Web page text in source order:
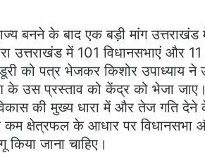
बनने के बाद एक बड़ी मांग उत्तराखंड
उत्तराखंड में 101 विधानसभाएं और
को पत्र भेजकर किशोर उपाध्याय ने
के उस प्रस्ताव को केंद्र को भेजा
की मुख्य धारा में और तेज गति
क्षेत्रफल के आधार पर विधानसभा
जाना चाहिए।